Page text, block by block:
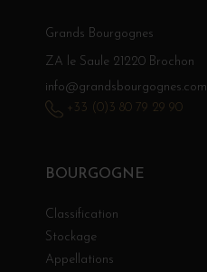
BOURGOGNE
Classification
Stockage
Appellations
Grands Bourgognes
ZA le Saule 21220 Brochon
info@grandsbourgognes.com
+33 (0)3 80 79 29 90